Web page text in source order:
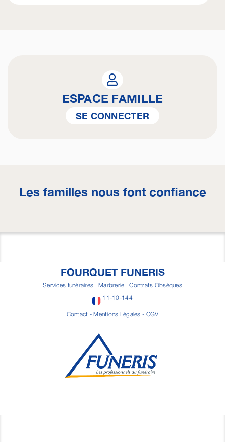
ESPACE FAMILLE
SE CONNECTER
Les familles nous font confiance
FOURQUET FUNERIS
Services funéraires | Marbrerie | Contrats Obsèques
11-10-144
Contact -Mentions Légales - CGV